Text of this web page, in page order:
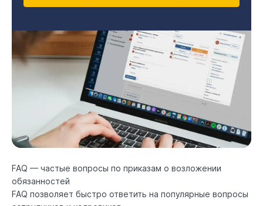
FAQ — частые вопросы по приказам о возложении
обязанностей
FAQ позволяет быстро ответить на популярные вопросы